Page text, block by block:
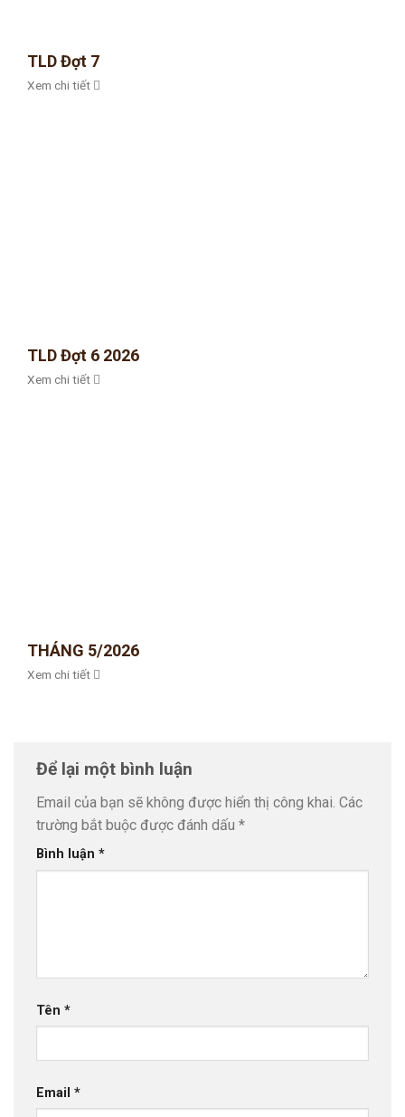
TLD Đợt 7
Xem chi tiết
TLD Đợt 6 2026
Xem chi tiết
THÁNG 5/2026
Xem chi tiết
Để lại một bình luận
Email của bạn sẽ không được hiển thị công khai. Các
trường bắt buộc được đánh dấu *
Bình luận *
Tên *
Email *